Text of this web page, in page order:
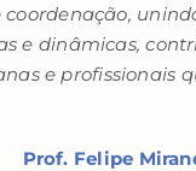
coordenação,
e dinâmicas,
e profissionais
Prof. Felipe